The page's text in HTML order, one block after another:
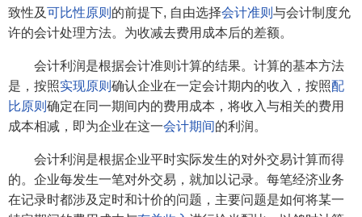
致性及可比性原则 的前提下, 自由选择会计准则 与会计制度允
许的会计处理方法。为收减去费用成本后的差额。
会计利润是根据会计准则计算的结果。计算的基本方法
是，按照实现原则 确认企业在一定会计期内的收入，按照配
比原则 确定在同一期间内的费用成本，将收入与相关的费用
成本相减，即为企业在这一会计期间的利润。
会计利润是根据企业平时实际发生的对外交易计算而得
的。企业每发生一笔对外交易，就加以记录。每笔经济业务
在记录时都涉及定时和计价的问题，主要问题是如何将某一